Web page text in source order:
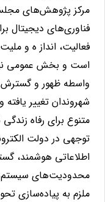
مرکز پژوهش‌های
فناوری‌های دیجیتال
فعالیت، انداز ه و
است و بخش عمومی
واسطه ظهور و گسترش
شهروندان تغییر
متنوع برای رفاه
توجهی در دولت
اطلاعاتی هوشمند،
محدودیت‌های
ملزم به پیاده‌سازی